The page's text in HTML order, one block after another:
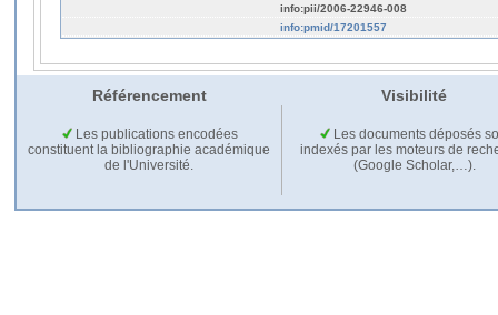
info:pii/2006-22946-008
info:pmid/17201557
Référencement Visibilité
Les publications encodées
constituent la bibliographie académique
de l'Université.
Les documents déposés
indexés par les moteurs de
(Google Scholar,…).